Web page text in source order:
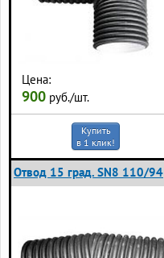
Цена:
900 руб./шт.
Купить
в 1 клик!
Отвод 15 град. SN8 110/94